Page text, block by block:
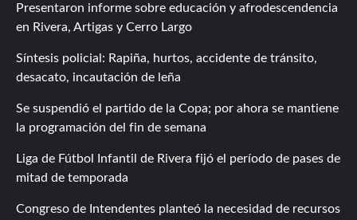
Presentaron informe sobre educación y afrodescendencia
en Rivera, Artigas y Cerro Largo
Síntesis policial: Rapiña, hurtos, accidente de tránsito,
desacato, incautación de leña
Se suspendió el partido de la Copa; por ahora se mantiene
la programación del fin de semana
Liga de Fútbol Infantil de Rivera fijó el período de pases de
mitad de temporada
Congreso de Intendentes planteó la necesidad de recursos